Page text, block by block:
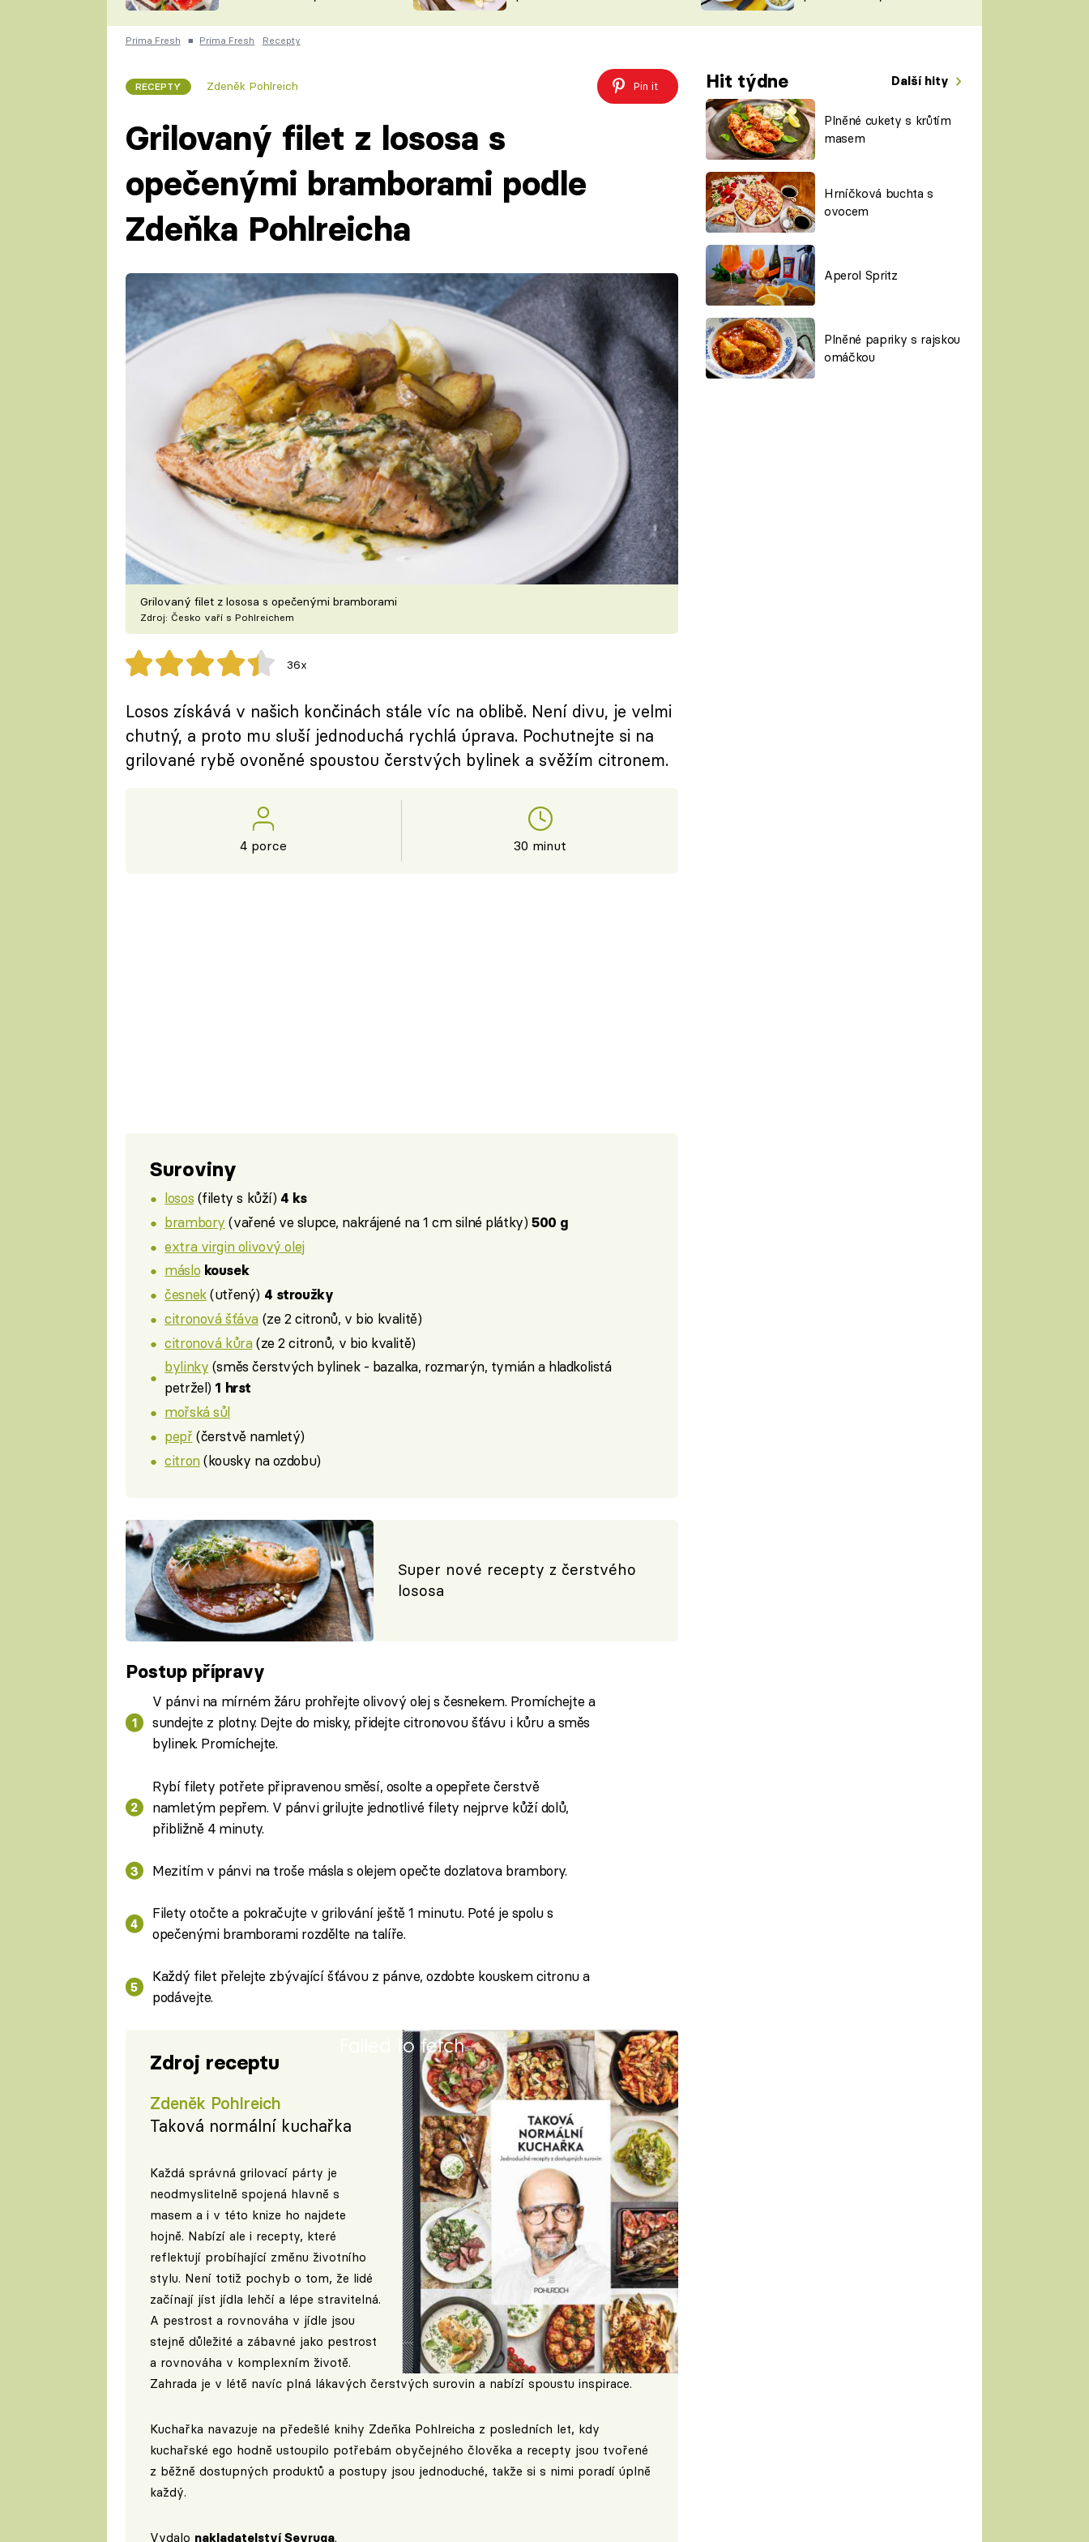
ČESKO NA TALÍŘI
KUCHAŘKA
VYCHYTÁVKY
ŠÉFREDAKTORKY
ČASOPIS
Prima Fresh ■ Prima Fresh Recepty
RECEPTY Zdeněk Pohlreich Pin it Hit týdne Další hity
Plněné cukety s krůtím
masem
Hrníčková buchta s
ovocem
Aperol Spritz
Plněné papriky s rajskou
omáčkou
Grilovaný filet z lososa s
opečenými bramborami podle
Zdeňka Pohlreicha
Grilovaný filet z lososa s opečenými bramborami
Zdroj: Česko vaří s Pohlreichem
36x
Losos získává v našich končinách stále víc na oblibě. Není divu, je velmi
chutný, a proto mu sluší jednoduchá rychlá úprava. Pochutnejte si na
grilované rybě ovoněné spoustou čerstvých bylinek a svěžím citronem.
4 porce 30 minut
Suroviny
losos (filety s kůží) 4 ks
brambory (vařené ve slupce, nakrájené na 1 cm silné plátky) 500 g
extra virgin olivový olej
máslo kousek
česnek(utřený) 4 stroužky
citronová šťáva(ze 2 citronů, v bio kvalitě)
citronová kůra(ze 2 citronů, v bio kvalitě)
bylinky (směs čerstvých bylinek - bazalka, rozmarýn, tymián a hladkolistá
petržel) 1 hrst
mořská sůl
pepř (čerstvě namletý)
citron(kousky na ozdobu)
Super nové recepty z čerstvého
lososa
Postup přípravy
V pánvi na mírném žáru prohřejte olivový olej s česnekem. Promíchejte a
sundejte z plotny. Dejte do misky, přidejte citronovou šťávu i kůru a směs
bylinek. Promíchejte.
Rybí filety potřete připravenou směsí, osolte a opepřete čerstvě
namletým pepřem. V pánvi grilujte jednotlivé filety nejprve kůží dolů,
přibližně 4 minuty.
Mezitím v pánvi na troše másla s olejem opečte dozlatova brambory.
Filety otočte a pokračujte v grilování ještě 1 minutu. Poté je spolu s
opečenými bramborami rozdělte na talíře.
Každý filet přelejte zbývající šťávou z pánve, ozdobte kouskem citronu a
podávejte.
Failed to fetch
Zdroj receptu
Zdeněk Pohlreich
Taková normální kuchařka
Každá správná grilovací párty je
neodmyslitelně spojená hlavně s
masem a i v této knize ho najdete
hojně. Nabízí ale i recepty, které
reflektují probíhající změnu životního
stylu. Není totiž pochyb o tom, že lidé
začínají jíst jídla lehčí a lépe stravitelná.
A pestrost a rovnováha v jídle jsou
stejně důležité a zábavné jako pestrost
a rovnováha v komplexním životě.
Zahrada je v létě navíc plná lákavých čerstvých surovin a nabízí spoustu inspirace.
Kuchařka navazuje na předešlé knihy Zdeňka Pohlreicha z posledních let, kdy
kuchařské ego hodně ustoupilo potřebám obyčejného člověka a recepty jsou tvořené
z běžně dostupných produktů a postupy jsou jednoduché, takže si s nimi poradí úplně
každý.
Vydalo nakladatelství Sevruga.